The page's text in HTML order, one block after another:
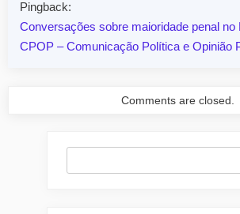
Pingback:
Conversações sobre maioridade penal no
CPOP – Comunicação Política e Opinião
Comments are closed.